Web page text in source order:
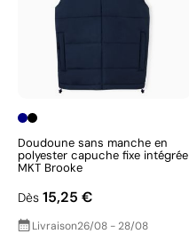
Doudoune sans manche en
polyester capuche fixe intégrée
MKT Brooke
Dès 15,25 €
Livraison26/08 - 28/08